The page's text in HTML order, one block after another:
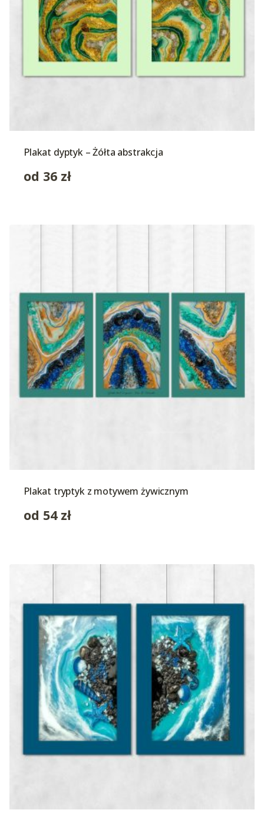
Plakat dyptyk – Żółta abstrakcja
od 36 zł
Plakat tryptyk z motywem żywicznym
od 54 zł